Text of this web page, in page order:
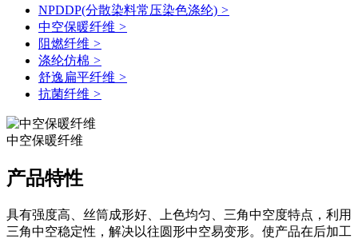
NPDDP(分散染料常压染色涤纶) >
中空保暖纤维 >
阻燃纤维 >
涤纶仿棉 >
舒逸扁平纤维 >
抗菌纤维 >
中空保暖纤维
产品特性
具有强度高、丝筒成形好、上色均匀、三角中空度特点，利用
三角中空稳定性，解决以往圆形中空易变形。使产品在后加工